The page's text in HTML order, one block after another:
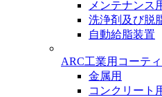
メンテナンス
洗浄剤及び脱
自動給脂装置
ARC工業用コーテ
金属用
コンクリート